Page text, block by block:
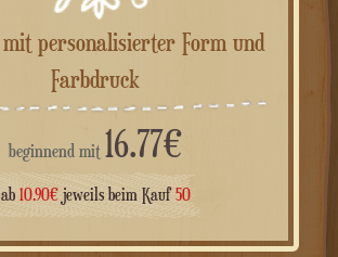
Farbdruck
beginnend mit 16.77€
ab 10.90€jeweils beim Kauf50